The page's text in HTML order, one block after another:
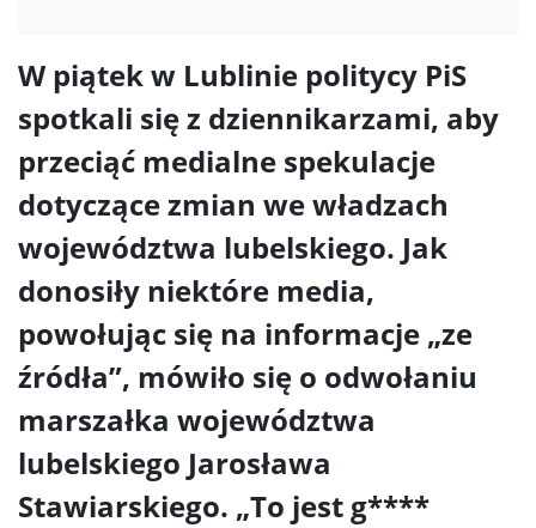
W piątek w Lublinie politycy PiS
spotkali się z dziennikarzami, aby
przeciąć medialne spekulacje
dotyczące zmian we władzach
województwa lubelskiego. Jak
donosiły niektóre media,
powołując się na informacje „ze
źródła”, mówiło się o odwołaniu
marszałka województwa
lubelskiego Jarosława
Stawiarskiego. „To jest g****